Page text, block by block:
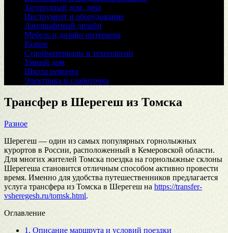
Загородный дом, дача
Инструмент и оборудование
Ландшафтный дизайн
Мебель и дизайн интерьера
Разное
Стройматериалы и технологии
Умный дом
Школа ремонта
Электрика и слаботочка
Трансфер в Шерегеш из Томска
Разное
Шерегеш — один из самых популярных горнолыжных
курортов в России, расположенный в Кемеровской области.
Для многих жителей Томска поездка на горнолыжные склоны
Шерегеша становится отличным способом активно провести
время. Именно для удобства путешественников предлагается
услуга трансфера из Томска в Шерегеш на https://transfer-
vsheregesh.ru/tomsk.html.
Оглавление
1. Описание маршрута и условий поездки